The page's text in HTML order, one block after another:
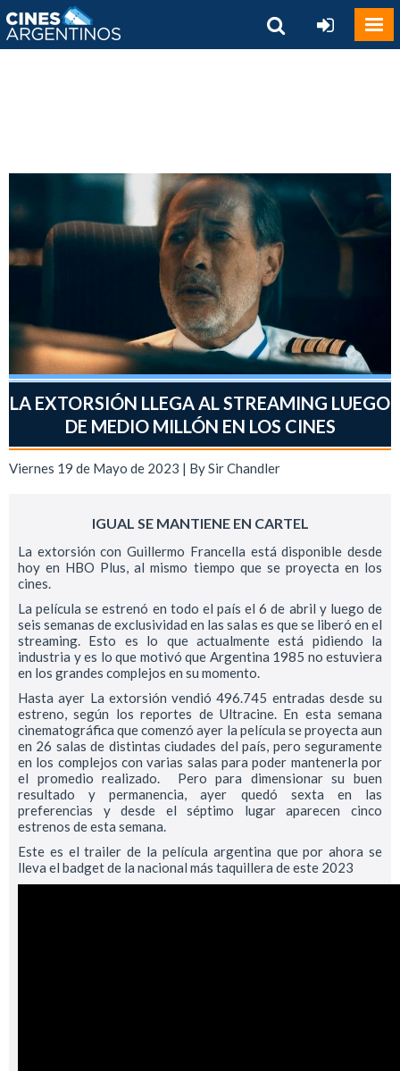
LA EXTORSIÓN LLEGA AL STREAMING LUEGO
DE MEDIO MILLÓN EN LOS CINES
Viernes 19 de Mayo de 2023 | BySir Chandler
IGUAL SE MANTIENE EN CARTEL
La extorsión con Guillermo Francella está disponible desde
hoy en HBO Plus, al mismo tiempo que se proyecta en los
cines.
La película se estrenó en todo el país el 6 de abril y luego de
seis semanas de exclusividad en las salas es que se liberó en el
streaming. Esto es lo que actualmente está pidiendo la
industria y es lo que motivó que Argentina 1985 no estuviera
en los grandes complejos en su momento.
Hasta ayer La extorsión vendió 496.745 entradas desde su
estreno, según los reportes de Ultracine. En esta semana
cinematográfica que comenzó ayer la película se proyecta aun
en 26 salas de distintas ciudades del país, pero seguramente
en los complejos con varias salas para poder mantenerla por
el promedio realizado. Pero para dimensionar su buen
resultado y permanencia, ayer quedó sexta en las
preferencias y desde el séptimo lugar aparecen cinco
estrenos de esta semana.
Este es el trailer de la película argentina que por ahora se
lleva el badget de la nacional más taquillera de este 2023